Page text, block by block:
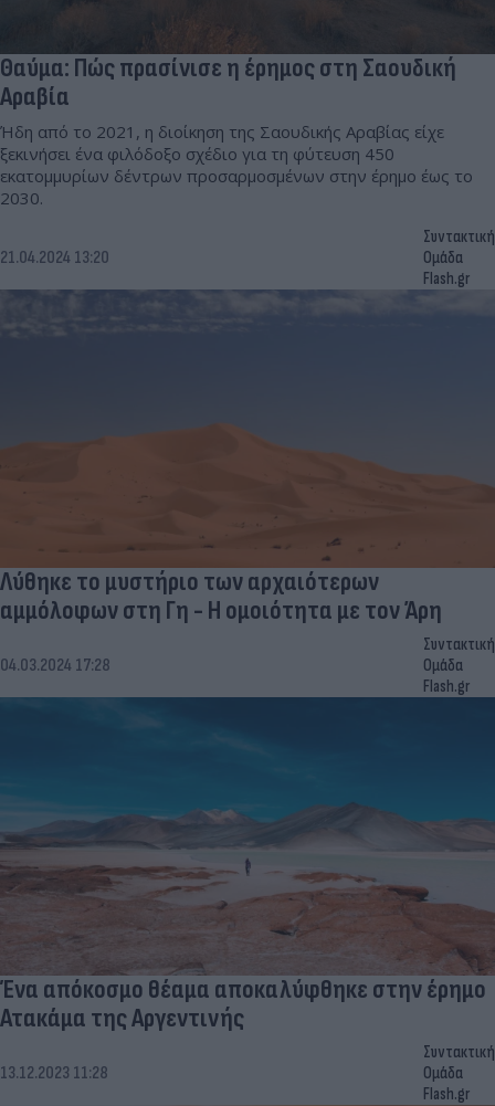
Θαύμα: Πώς πρασίνισε η έρημος στη Σαουδική
Αραβία
Ήδη από το 2021, η διοίκηση της Σαουδικής Αραβίας είχε
ξεκινήσει ένα φιλόδοξο σχέδιο για τη φύτευση 450
εκατομμυρίων δέντρων προσαρμοσμένων στην έρημο έως το
2030.
21.04.2024 13:20
Συντακτική
Ομάδα
Flash.gr
Λύθηκε το μυστήριο των αρχαιότερων
αμμόλοφων στη Γη - Η ομοιότητα με τον Άρη
04.03.2024 17:28
Συντακτική
Ομάδα
Flash.gr
Ένα απόκοσμο θέαμα αποκαλύφθηκε στην έρημο
Ατακάμα της Αργεντινής
13.12.2023 11:28
Συντακτική
Ομάδα
Flash.gr